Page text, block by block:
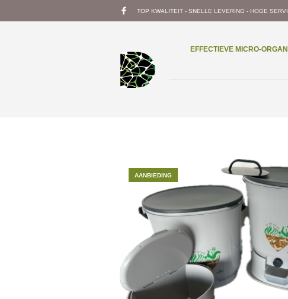
TOP KWALITEIT - SNELLE LEVERING - HOGE
EFFECTIEVE MICRO-
AANBIEDING